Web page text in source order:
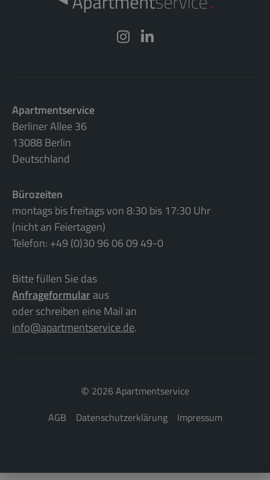
Apartmentservice
Berliner Allee 36
13088 Berlin
Deutschland
Bürozeiten
montags bis freitags von 8:30 bis 17:30 Uhr
(nicht an Feiertagen)
Telefon: +49 (0)30 96 06 09 49-0
Bitte füllen Sie das
Anfrageformularaus
oder schreiben eine Mail an
info@apartmentservice.de.
© 2026 Apartmentservice
AGB
Datenschutzerklärung Impressum